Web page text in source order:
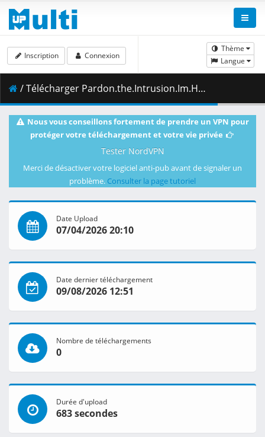
Thème
Langue
Inscription Connexion
/ Télécharger Pardon.the.Intrusion.Im.Home.S01E01.Pardon.the.Intrusion.Youre.in.My.Home.1080p.CR.WEB-DL.JPN.AAC2.0.H.264.MSubs-ToonsHub.mkv.002 ( 446.56 MB )
Nous vous conseillons fortement de prendre un VPN pour
protéger votre téléchargement et votre vie privée
Tester NordVPN
Merci de désactiver votre logiciel anti-pub avant de signaler un
problème. Consulter la page tutoriel
Date Upload
07/04/2026 20:10
Date dernier téléchargement
09/08/2026 12:51
Nombre de téléchargements
0
Durée d'upload
683 secondes